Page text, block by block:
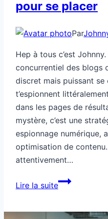
pour se placer
Par
Hep à tous c’est
concurrentiel des blogs
discret mais puissant
t’espionnent
dans les pages de
mystère, c’est une
espionnage numérique,
optimisation de
attentivement…
Lire la suiteCe